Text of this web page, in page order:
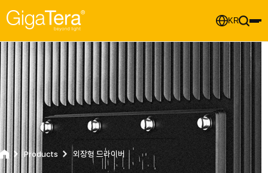
KR
Products 외장형 드라이버